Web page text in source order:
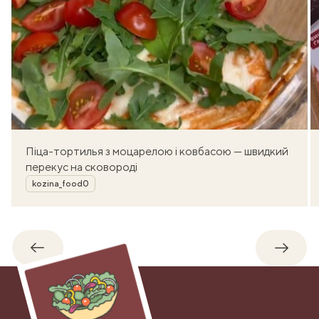
Піца-тортилья з моцарелою і ковбасою — швидкий
перекус на сковороді
Автор
kozina_food0
Назад